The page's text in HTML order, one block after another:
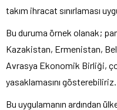
takım ihracat sınırlaması
Bu duruma örnek olanak;
Kazakistan, Ermenistan,
Avrasya Ekonomik Birliği,
yasaklamasını gösterebiliriz.
Bu uygulamanın ardından